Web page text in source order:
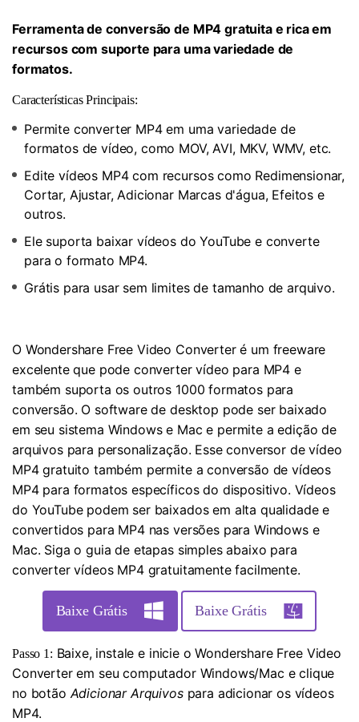
Ferramenta de conversão de MP4 gratuita e rica em
recursos com suporte para uma variedade de
formatos.
Características Principais:
Permite converter MP4 em uma variedade de
formatos de vídeo, como MOV, AVI, MKV, WMV, etc.
Edite vídeos MP4 com recursos como Redimensionar,
Cortar, Ajustar, Adicionar Marcas d'água, Efeitos e
outros.
Ele suporta baixar vídeos do YouTube e converte
para o formato MP4.
Grátis para usar sem limites de tamanho de arquivo.
O Wondershare Free Video Converter é um freeware
excelente que pode converter vídeo para MP4 e
também suporta os outros 1000 formatos para
conversão. O software de desktop pode ser baixado
em seu sistema Windows e Mac e permite a edição de
arquivos para personalização. Esse conversor de vídeo
MP4 gratuito também permite a conversão de vídeos
MP4 para formatos específicos do dispositivo. Vídeos
do YouTube podem ser baixados em alta qualidade e
convertidos para MP4 nas versões para Windows e
Mac. Siga o guia de etapas simples abaixo para
converter vídeos MP4 gratuitamente facilmente.
Baixe Grátis Baixe Grátis
Passo 1: Baixe, instale e inicie o Wondershare Free Video
Converter em seu computador Windows/Mac e clique
no botãoAdicionar Arquivospara adicionar os vídeos
MP4.